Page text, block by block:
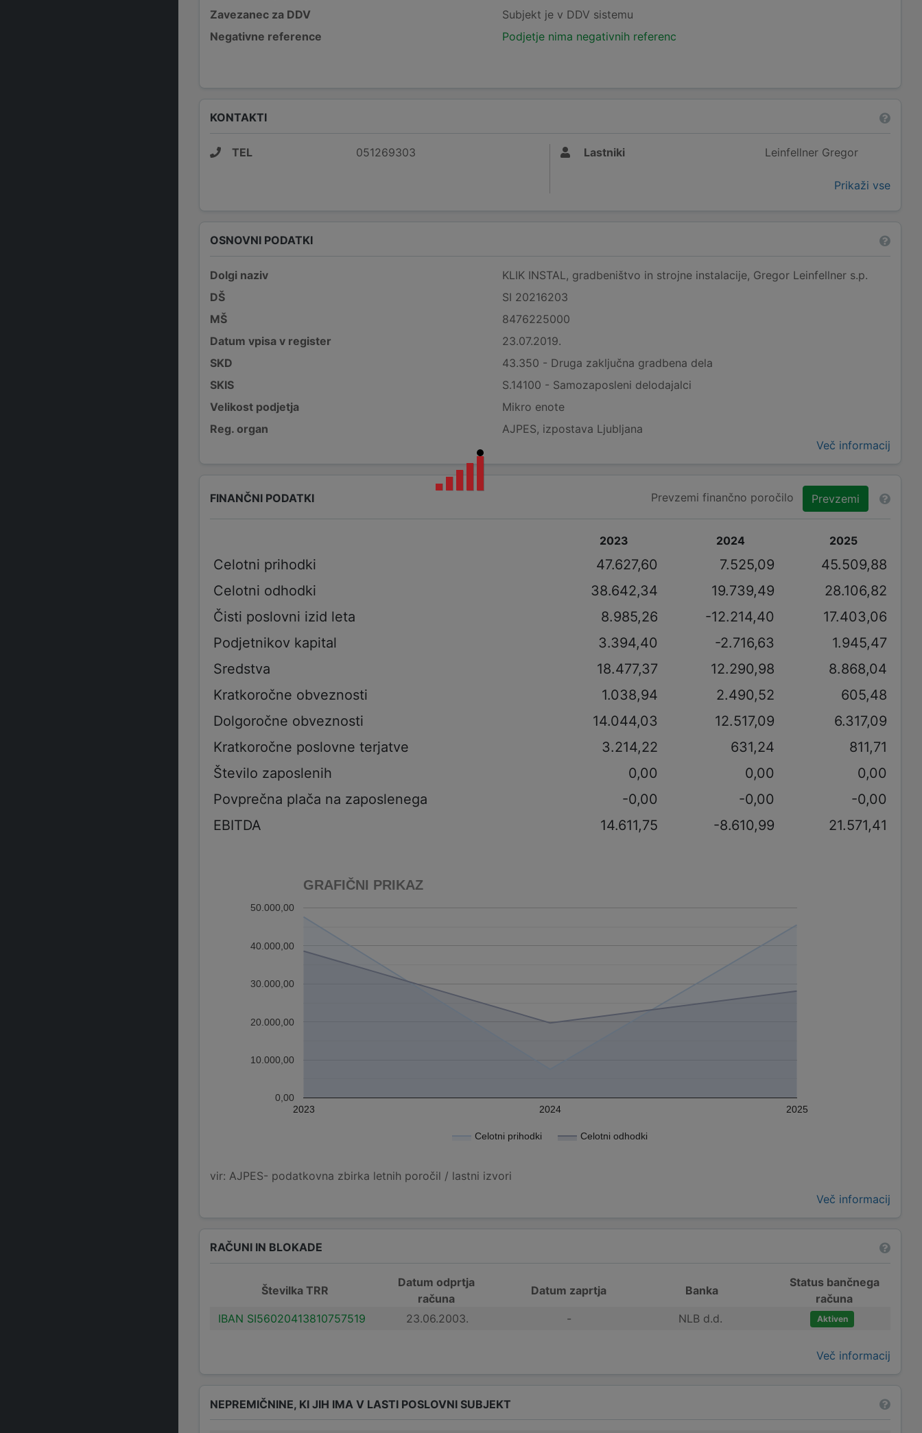
Zavezanec za DDV
Subjekt je v DDV sistemu
Negativne reference
Podjetje nima negativnih referenc
KONTAKTI
TEL 051269303 Lastniki Leinfellner Gregor
Prikaži vse
OSNOVNI PODATKI
Dolgi naziv
KLIK INSTAL, gradbeništvo in strojne instalacije, Gregor Leinfellner s.p.
DŠ
SI 20216203
MŠ
8476225000
Datum vpisa v register
23.07.2019.
SKD
43.350 - Druga zaključna gradbena dela
SKIS
S.14100 - Samozaposleni delodajalci
Velikost podjetja
Mikro enote
Reg. organ
AJPES, izpostava Ljubljana
Več informacij
FINANČNI PODATKI Prevzemi finančno poročilo Prevzemi
2023 2024 2025
Celotni prihodki 47.627,60 7.525,09
45.509,88
Celotni odhodki
38.642,34 19.739,49
28.106,82
Čisti poslovni izid leta
8.985,26 -12.214,40
17.403,06
Podjetnikov kapital
3.394,40 -2.716,63
1.945,47
Sredstva
18.477,37 12.290,98
8.868,04
Kratkoročne obveznosti
1.038,94 2.490,52
605,48
Dolgoročne obveznosti
14.044,03 12.517,09
6.317,09
Kratkoročne poslovne terjatve
3.214,22 631,24
811,71
Število zaposlenih
0,00 0,00
0,00
Povprečna plača na zaposlenega
-0,00 -0,00
-0,00
EBITDA
14.611,75 -8.610,99 21.571,41
GRAFIČNI PRIKAZ
Celotni prihodki Celotni odhodki
2023 2024 2025
0,00
10.000,00
20.000,00
30.000,00
40.000,00
50.000,00
vir: AJPES- podatkovna zbirka letnih poročil / lastni izvori
Več informacij
RAČUNI IN BLOKADE
Številka TRR
Datum odprtja
računa
Datum zaprtja Banka
Status bančnega
računa
IBAN SI56020413810757519
23.06.2003. - NLB d.d. Aktiven
Več informacij
NEPREMIČNINE, KI JIH IMA V LASTI POSLOVNI SUBJEKT